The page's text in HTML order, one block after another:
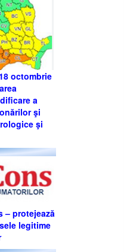
octombrie
a
şi
şi
– protejează
legitime